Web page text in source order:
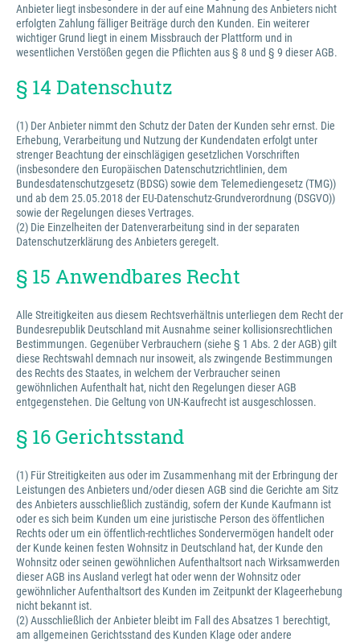
Anbieter liegt insbesondere in der auf eine Mahnung des Anbieters nicht
erfolgten Zahlung fälliger Beiträge durch den Kunden. Ein weiterer
wichtiger Grund liegt in einem Missbrauch der Plattform und in
wesentlichen Verstößen gegen die Pflichten aus § 8 und § 9 dieser AGB.
§ 14 Datenschutz
(1) Der Anbieter nimmt den Schutz der Daten der Kunden sehr ernst. Die
Erhebung, Verarbeitung und Nutzung der Kundendaten erfolgt unter
strenger Beachtung der einschlägigen gesetzlichen Vorschriften
(insbesondere den Europäischen Datenschutzrichtlinien, dem
Bundesdatenschutzgesetz (BDSG) sowie dem Telemediengesetz (TMG))
und ab dem 25.05.2018 der EU-Datenschutz-Grundverordnung (DSGVO))
sowie der Regelungen dieses Vertrages.
(2) Die Einzelheiten der Datenverarbeitung sind in der separaten
Datenschutzerklärung des Anbieters geregelt.
§ 15 Anwendbares Recht
Alle Streitigkeiten aus diesem Rechtsverhältnis unterliegen dem Recht der
Bundesrepublik Deutschland mit Ausnahme seiner kollisionsrechtlichen
Bestimmungen. Gegenüber Verbrauchern (siehe § 1 Abs. 2 der AGB) gilt
diese Rechtswahl demnach nur insoweit, als zwingende Bestimmungen
des Rechts des Staates, in welchem der Verbraucher seinen
gewöhnlichen Aufenthalt hat, nicht den Regelungen dieser AGB
entgegenstehen. Die Geltung von UN-Kaufrecht ist ausgeschlossen.
§ 16 Gerichtsstand
(1) Für Streitigkeiten aus oder im Zusammenhang mit der Erbringung der
Leistungen des Anbieters und/oder diesen AGB sind die Gerichte am Sitz
des Anbieters ausschließlich zuständig, sofern der Kunde Kaufmann ist
oder es sich beim Kunden um eine juristische Person des öffentlichen
Rechts oder um ein öffentlich-rechtliches Sondervermögen handelt oder
der Kunde keinen festen Wohnsitz in Deutschland hat, der Kunde den
Wohnsitz oder seinen gewöhnlichen Aufenthaltsort nach Wirksamwerden
dieser AGB ins Ausland verlegt hat oder wenn der Wohnsitz oder
gewöhnlicher Aufenthaltsort des Kunden im Zeitpunkt der Klageerhebung
nicht bekannt ist.
(2) Ausschließlich der Anbieter bleibt im Fall des Absatzes 1 berechtigt,
am allgemeinen Gerichtsstand des Kunden Klage oder andere